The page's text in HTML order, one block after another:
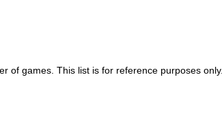
of games. This list is for reference purposes only.